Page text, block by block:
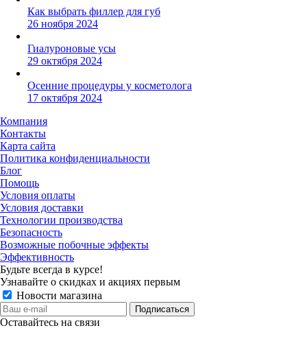
Как выбрать филлер для губ
26 ноября 2024
Гиалуроновые усы
29 октября 2024
Осенние процедуры у косметолога
17 октября 2024
Компания
Контакты
Карта сайта
Политика конфиденциальности
Блог
Помощь
Условия оплаты
Условия доставки
Технологии производства
Безопасность
Возможные побочные эффекты
Эффективность
Будьте всегда в курсе!
Узнавайте о скидках и акциях первым
Новости магазина
Оставайтесь на связи